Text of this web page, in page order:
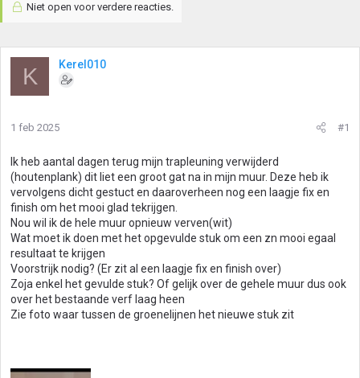
Niet open voor verdere reacties.
K Kerel010
1 feb 2025 #1
Ik heb aantal dagen terug mijn trapleuning verwijderd
(houtenplank) dit liet een groot gat na in mijn muur. Deze heb ik
vervolgens dicht gestuct en daaroverheen nog een laagje fix en
finish om het mooi glad tekrijgen.
Nou wil ik de hele muur opnieuw verven(wit)
Wat moet ik doen met het opgevulde stuk om een zn mooi egaal
resultaat te krijgen
Voorstrijk nodig? (Er zit al een laagje fix en finish over)
Zoja enkel het gevulde stuk? Of gelijk over de gehele muur dus ook
over het bestaande verf laag heen
Zie foto waar tussen de groenelijnen het nieuwe stuk zit